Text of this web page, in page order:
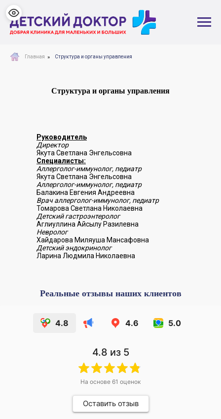
Главная » Структура и органы управления
Структура и органы управления
Руководитель
Директор
Якута Светлана Энгельсовна
Специалисты:
Аллерголог-иммунолог, педиатр
Якута Светлана Энгельсовна
Аллерголог-иммунолог, педиатр
Балакина Евгения Андреевна
Врач аллерголог-иммунолог, педиатр
Томарова Светлана Николаевна
Детский гастроэнтеролог
Аглиуллина Айсылу Разилевна
Невролог
Хайдарова Миляуша Мансафовна
Детский эндокринолог
Ларина Людмила Николаевна
Реальные отзывы наших клиентов
4.8 4.6 5.0
4.8 из 5
На основе 61 оценок
Оставить отзыв